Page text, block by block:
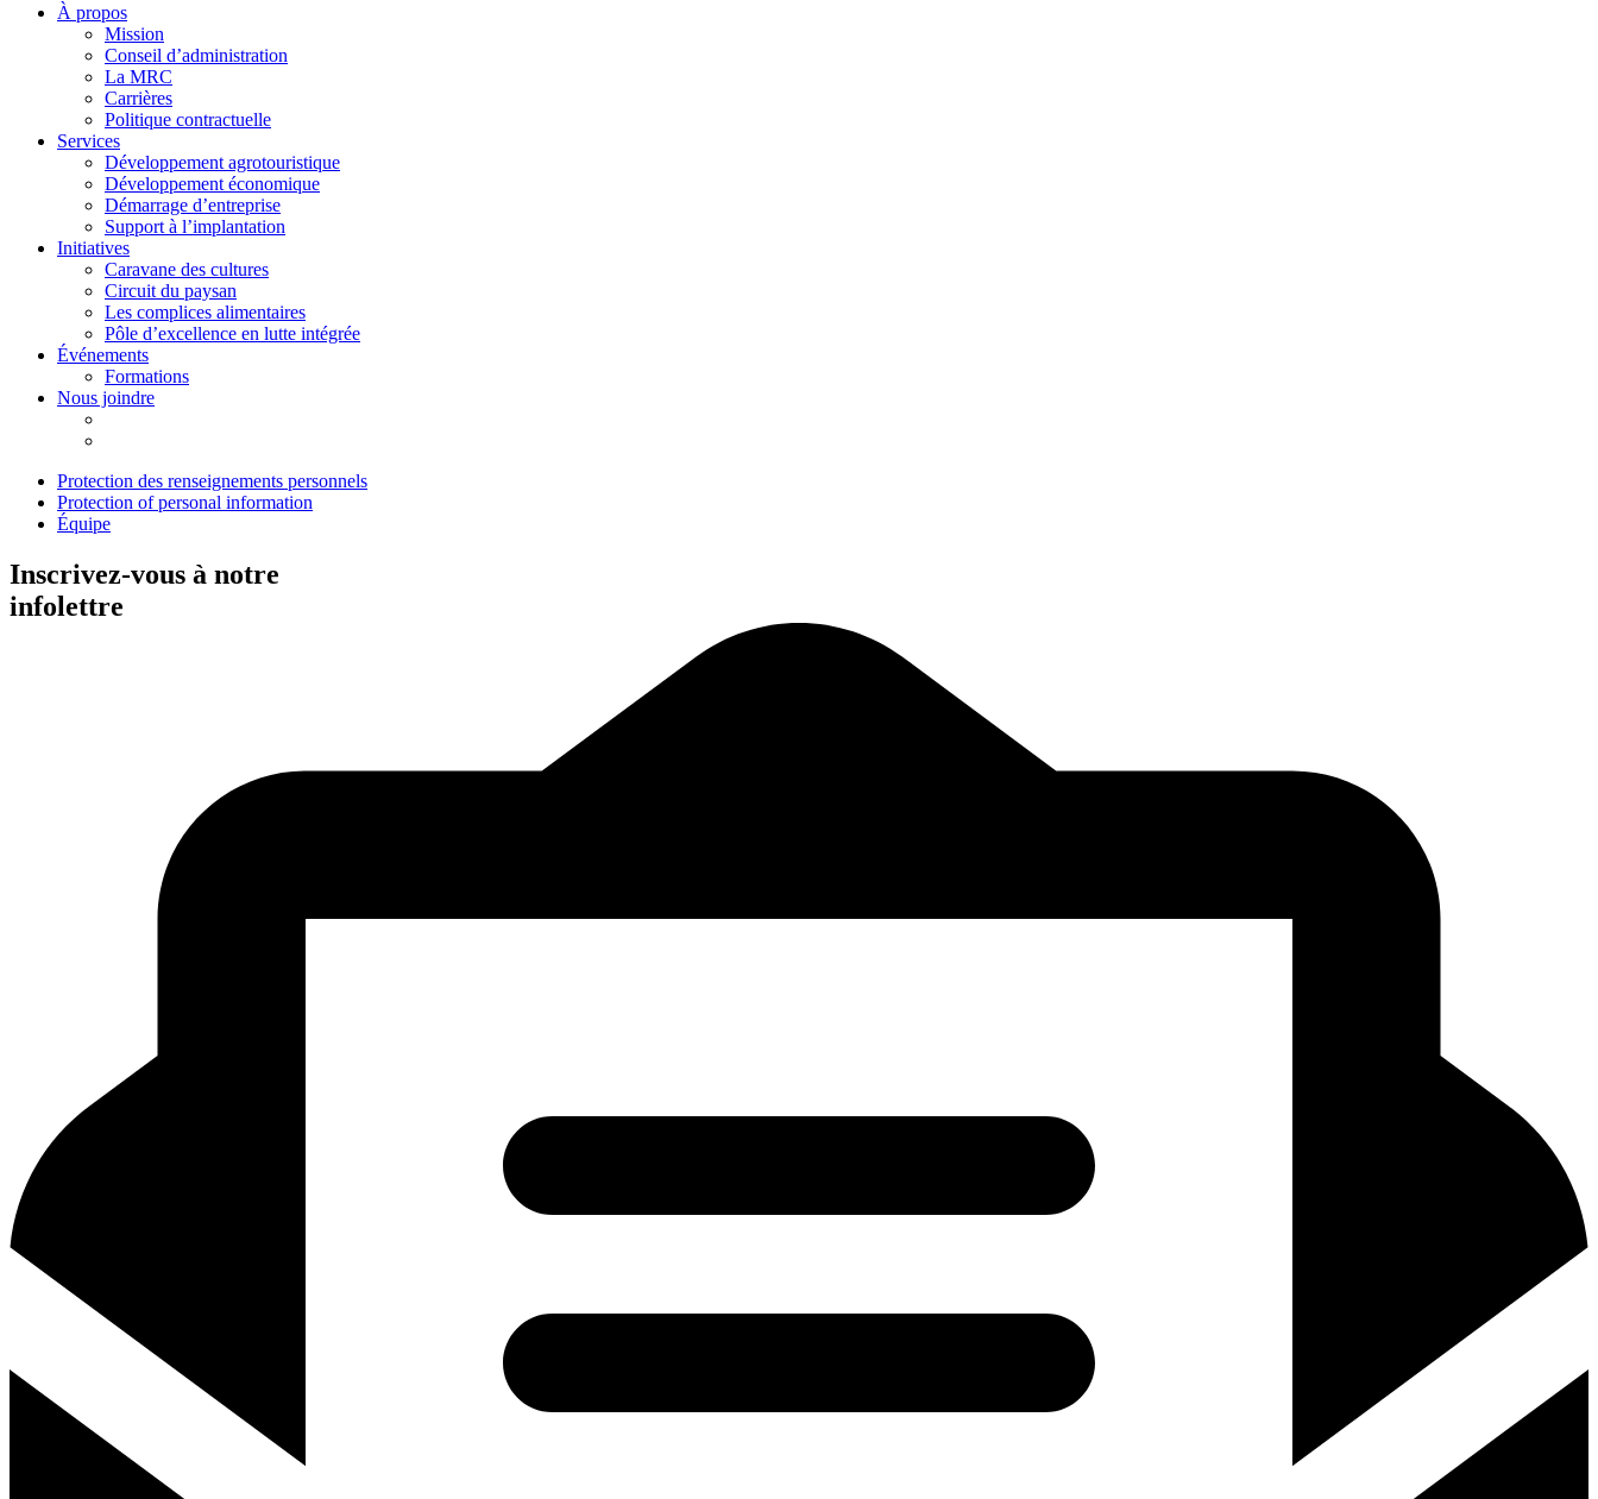
À propos
Mission
Conseil d’administration
La MRC
Carrières
Politique contractuelle
Services
Développement agrotouristique
Développement économique
Démarrage d’entreprise
Support à l’implantation
Initiatives
Caravane des cultures
Circuit du paysan
Les complices alimentaires
Pôle d’excellence en lutte intégrée
Événements
Formations
Nous joindre
Protection des renseignements personnels
Protection of personal information
Équipe
Inscrivez-vous à notre
infolettre